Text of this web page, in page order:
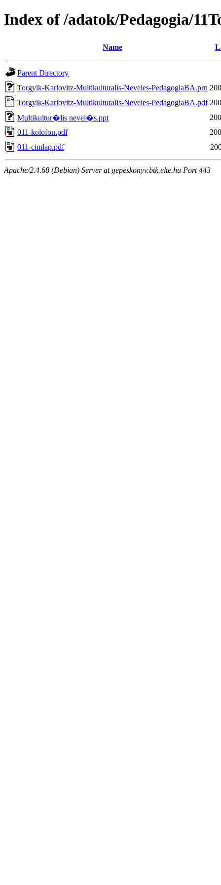
Index of /adatok/Pedagogia/
Name
Parent Directory
Torgyik-Karlovitz-Multikulturalis-Neveles-PedagogiaBA.prn
Torgyik-Karlovitz-Multikulturalis-Neveles-PedagogiaBA.pdf
Multikultur�lis nevel�s.ppt
011-kolofon.pdf
011-cimlap.pdf
Apache/2.4.68 (Debian) Server at gepeskonyv.btk.elte.hu Port 443